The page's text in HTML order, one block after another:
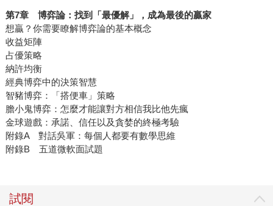
第7章 博弈論：找到「最優解」，成為最後的贏家
想贏？你需要瞭解博弈論的基本概念
收益矩陣
占優策略
納許均衡
經典博弈中的決策智慧
智豬博弈：「搭便車」策略
膽小鬼博弈：怎麼才能讓對方相信我比他先瘋
金球遊戲：承諾、信任以及貪婪的終極考驗
附錄A 對話吳軍：每個人都要有數學思維
附錄B 五道微軟面試題
試閱